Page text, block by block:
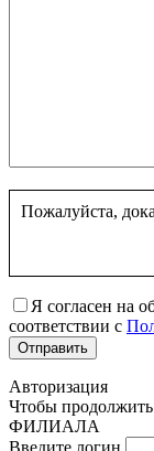
Пожалуйста,
Я согласен на
соответствии с
Авторизация
Чтобы продолжить
ФИЛИАЛА
Введите логин